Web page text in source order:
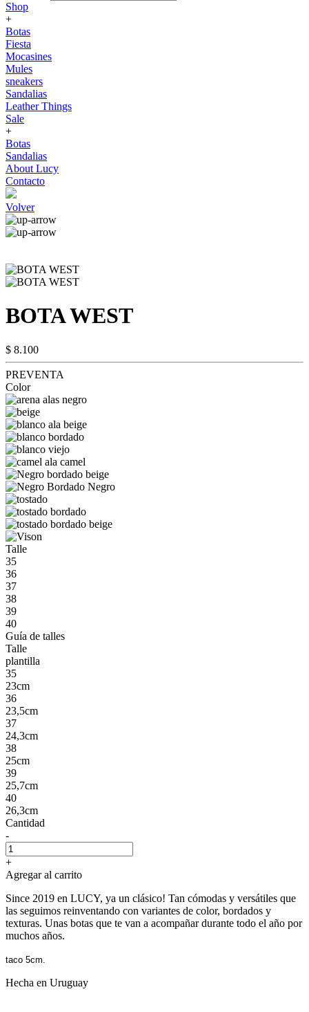
Shop
+
Botas
Fiesta
Mocasines
Mules
sneakers
Sandalias
Leather Things
Sale
+
Botas
Sandalias
About Lucy
Contacto
Volver
BOTA WEST
$ 8.100
PREVENTA
Color
Talle
35
36
37
38
39
40
Guía de talles
Talle
plantilla
35
23cm
36
23,5cm
37
24,3cm
38
25cm
39
25,7cm
40
26,3cm
Cantidad
-
+
Agregar al carrito
Since 2019 en LUCY, ya un clásico! Tan cómodas y versátiles que
las seguimos reinventando con variantes de color, bordados y
texturas. Unas botas que te van a acompañar durante todo el año por
muchos años.
taco 5cm.
Hecha en Uruguay